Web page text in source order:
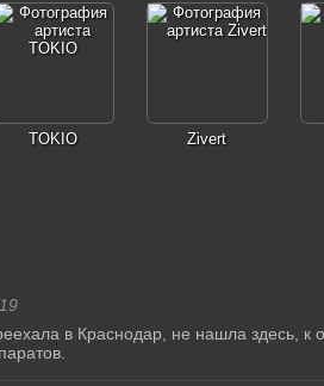
TOKIO Zivert
в Краснодар, не нашла здесь,